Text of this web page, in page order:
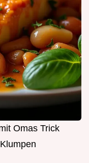
Omas Trick